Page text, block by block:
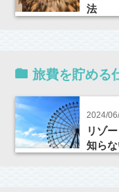
法
旅費を貯める
2024/
リゾ
知ら